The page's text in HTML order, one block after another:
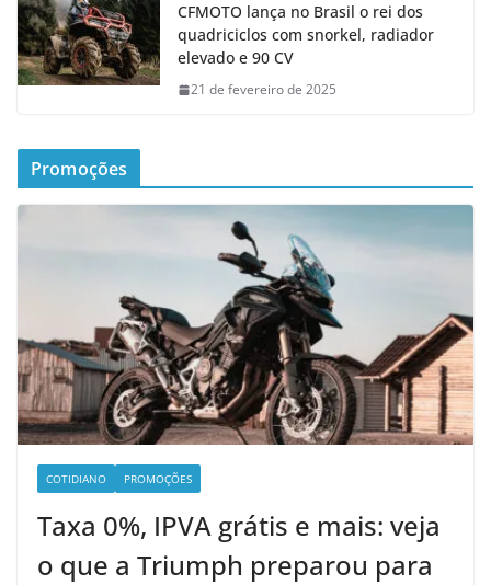
CFMOTO lança no Brasil o rei dos
quadriciclos com snorkel, radiador
elevado e 90 CV
21 de fevereiro de 2025
Promoções
COTIDIANO PROMOÇÕES
Taxa 0%, IPVA grátis e mais: veja
o que a Triumph preparou para